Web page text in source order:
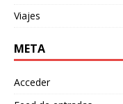
Viajes
META
Acceder